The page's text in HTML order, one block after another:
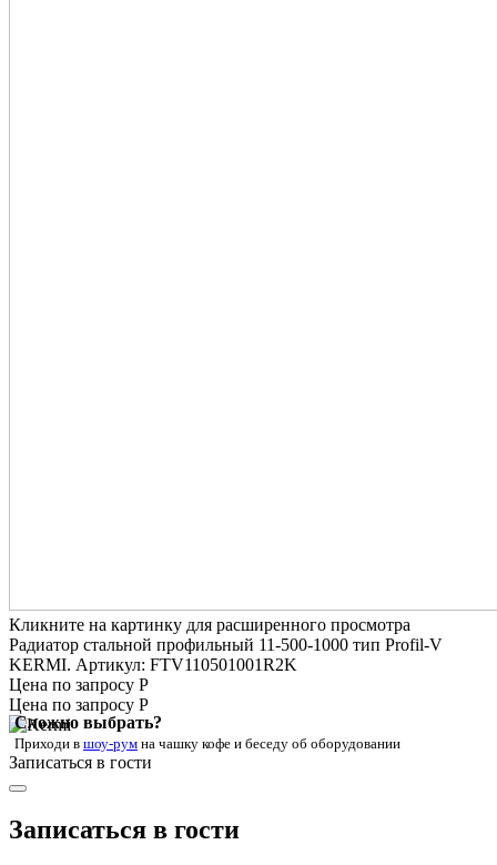
Кликните на картинку для расширенного просмотра
Радиатор стальной профильный 11-500-1000 тип Profil-V
KERMI. Артикул: FTV110501001R2K
Цена по запросу Р
Цена по запросу Р
Сложно выбрать?
Приходи в шоу-рум на чашку кофе и беседу об оборудовании
Записаться в гости
Записаться в гости